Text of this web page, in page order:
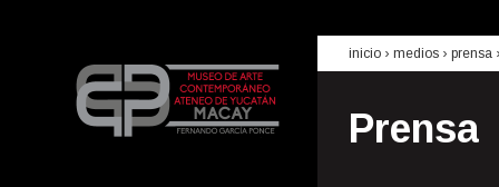
inicio › medios › prensa
Prensa